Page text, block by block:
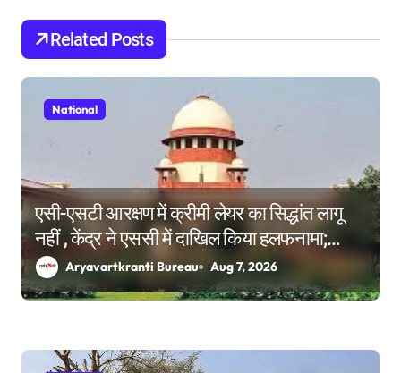
g
a
t
n
Related Posts
National
एसी-एसटी आरक्षण में क्रीमी लेयर का सिद्धांत लागू
नहीं , केंद्र ने एससी में दाखिल किया हलफनामा;
याचिकाएं खारिज करने की मांग
Aryavartkranti Bureau Aug 7, 2026